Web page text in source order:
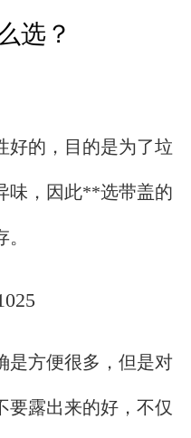
选？
好的，目的是为了垃
味，因此**选带盖的
是方便很多，但是对
要露出来的好，不仅